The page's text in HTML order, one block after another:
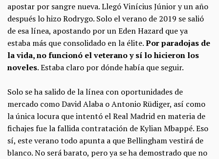
apostar por sangre nueva. Llegó Vinícius Júnior y un año
después lo hizo Rodrygo. Solo el verano de 2019 se salió
de esa línea, apostando por un Eden Hazard que ya
estaba más que consolidado en la élite.Por paradojas de
la vida, no funcionó el veterano y sí lo hicieron los
noveles. Estaba claro por dónde había que seguir.
Solo se ha salido de la línea con oportunidades de
mercado como David Alaba o Antonio Rüdiger, así como
la única locura que intentó el Real Madrid en materia de
fichajes fue la fallida contratación de Kylian Mbappé. Eso
sí, este verano todo apunta a que Bellingham vestirá de
blanco. No será barato, pero ya se ha demostrado que no